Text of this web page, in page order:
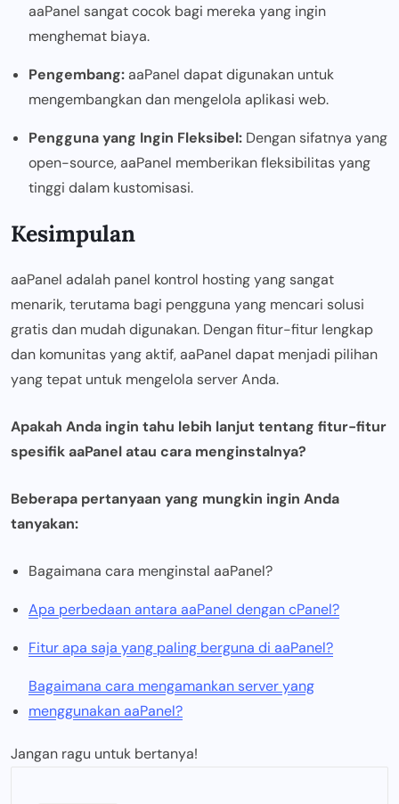
aaPanel sangat cocok bagi mereka yang ingin
menghemat biaya.
Pengembang:aaPanel dapat digunakan untuk
mengembangkan dan mengelola aplikasi web.
Pengguna yang Ingin Fleksibel: Dengan sifatnya yang
open-source, aaPanel memberikan fleksibilitas yang
tinggi dalam kustomisasi.
Kesimpulan
aaPanel adalah panel kontrol hosting yang sangat
menarik, terutama bagi pengguna yang mencari solusi
gratis dan mudah digunakan. Dengan fitur-fitur lengkap
dan komunitas yang aktif, aaPanel dapat menjadi pilihan
yang tepat untuk mengelola server Anda.
Apakah Anda ingin tahu lebih lanjut tentang fitur-fitur
spesifik aaPanel atau cara menginstalnya?
Beberapa pertanyaan yang mungkin ingin Anda
tanyakan:
Bagaimana cara menginstal aaPanel?
Apa perbedaan antara aaPanel dengan cPanel?
Fitur apa saja yang paling berguna di aaPanel?
Bagaimana cara mengamankan server yang
menggunakan aaPanel?
Jangan ragu untuk bertanya!